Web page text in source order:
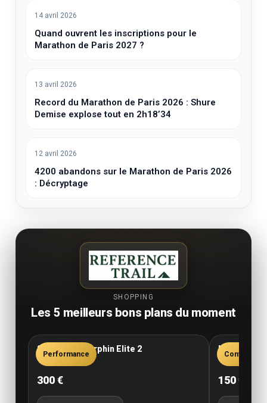
14 avril 2026
Quand ouvrent les inscriptions pour le
Marathon de Paris 2027 ?
13 avril 2026
Record du Marathon de Paris 2026 : Shure
Demise explose tout en 2h18’34
12 avril 2026
4200 abandons sur le Marathon de Paris 2026
: Décryptage
SHOPPING
Les 5 meilleurs bons plans du moment
Performance
Saucony Endorphin Elite 2
300 €
Confort
New
150 €